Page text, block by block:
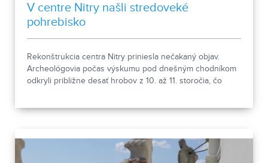
V centre Nitry našli stredoveké
pohrebisko
Rekonštrukcia centra Nitry priniesla nečakaný objav.
Archeológovia počas výskumu pod dnešným chodníkom
odkryli približne desať hrobov z 10. až 11. storočia, čo